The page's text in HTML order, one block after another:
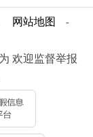
网站地图 -
欢迎监督举报